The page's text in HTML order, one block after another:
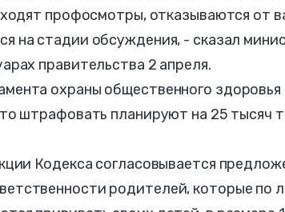
профосмотры, отказываются от
на стадии обсуждения, - сказал
правительства 2 апреля.
охраны общественного
штрафовать планируют на 25 тысяч
Кодекса согласовывается
родителей, которые по